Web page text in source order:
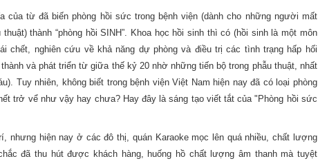
của từ đã biến phòng hồi sức trong bệnh viện (dành cho những người mất
thành “phòng hồi SINH”. Khoa học hồi sinh thì có (hồi sinh là một môn
chết, nghiên cứu về khả năng dự phòng và điều trị các tình trạng hấp hối
và phát triển từ giữa thế kỷ 20 nhờ những tiến bộ trong phẫu thuật, nhất
Tuy nhiên, không biết trong bệnh viện Việt Nam hiện nay đã có loại phòng
trở vể như vậy hay chưa? Hay đây là sáng tạo viết tắt của "Phòng hồi sức
nhưng hiện nay ở các đô thị, quán Karaoke mọc lên quá nhiều, chất lượng
đã thu hút được khách hàng, huống hồ chất lượng âm thanh mà tuyệt